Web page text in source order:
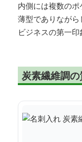
内側には複数の
薄型でありながら
ビジネスの第一
炭素繊維調